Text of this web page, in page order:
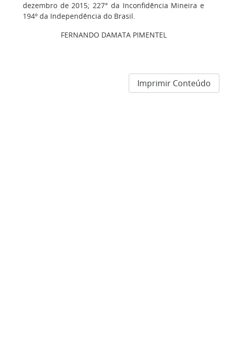
dezembro de 2015; 227° da Inconfidência Mineira e
194º da Independência do Brasil.
FERNANDO DAMATA PIMENTEL
Imprimir Conteúdo